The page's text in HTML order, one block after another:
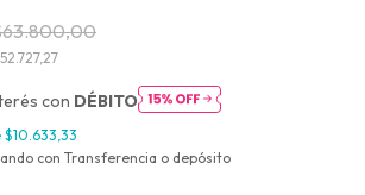
con DÉBITO
$10.633,33
con Transferencia o depósito